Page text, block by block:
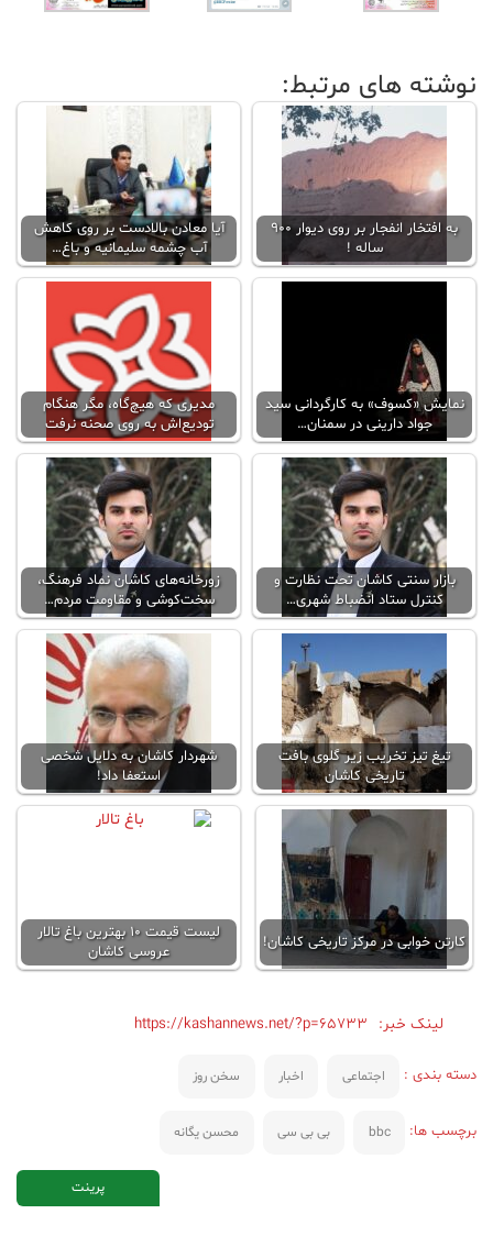
نوشته های مرتبط:
به افتخار انفجار بر روی دیوار 900
ساله !
آیا معادن بالادست بر روی کاهش
آب چشمه سلیمانیه و باغ…
نمایش «کسوف» به کارگردانی سید
جواد دارینی در سمنان…
مدیری که هیچ‌گاه، مگر هنگام
تودیع‌اش به روی صحنه نرفت
بازار سنتی کاشان تحت نظارت و
کنترل ستاد انضباط شهری…
زورخانه‌های کاشان نماد فرهنگ،
سخت‌کوشی و مقاومت مردم…
تیغ تیز تخریب زیر گلوی بافت
تاریخی کاشان
شهردار کاشان به دلایل شخصی
استعفا داد!
کارتن خوابی در مرکز تاریخی کاشان!
لیست قیمت ۱۰ بهترین باغ تالار
عروسی کاشان
لینک خبر: https://kashannews.net/?p=65733
دسته بندی : اجتماعی اخبار سخن روز
برچسب ها: bbc بی بی سی محسن یگانه
پرینت